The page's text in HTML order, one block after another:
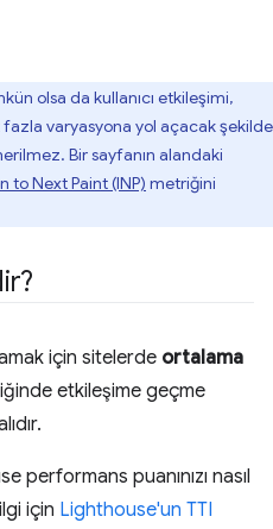
olsa da kullanıcı etkileşimi,
fazla varyasyona yol açacak şekilde
Bir sayfanın alandaki
to Next Paint (INP) metriğini
için sitelerde ortalama
etkileşime geçme
performans puanınızı nasıl
için Lighthouse'un TTI